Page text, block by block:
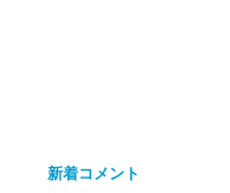
新着コメント